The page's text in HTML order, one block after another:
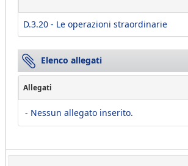
D.3.20 - Le operazioni straordinarie
Elenco allegati
Allegati
- Nessun allegato inserito.